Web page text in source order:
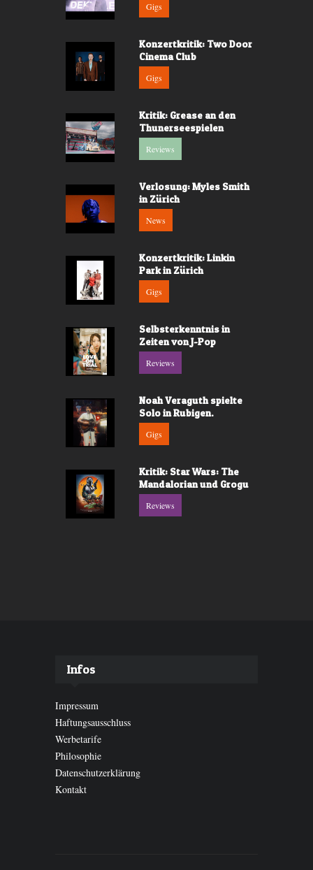
Gigs
Konzertkritik: Two Door
Cinema Club
Gigs
Kritik: Grease an den
Thunerseespielen
Reviews
Verlosung: Myles Smith
in Zürich
News
Konzertkritik: Linkin
Park in Zürich
Gigs
Selbsterkenntnis in
Zeiten von J-Pop
Reviews
Noah Veraguth spielte
Solo in Rubigen.
Gigs
Kritik: Star Wars: The
Mandalorian und Grogu
Reviews
Infos
Impressum
Haftungsausschluss
Werbetarife
Philosophie
Datenschutzerklärung
Kontakt